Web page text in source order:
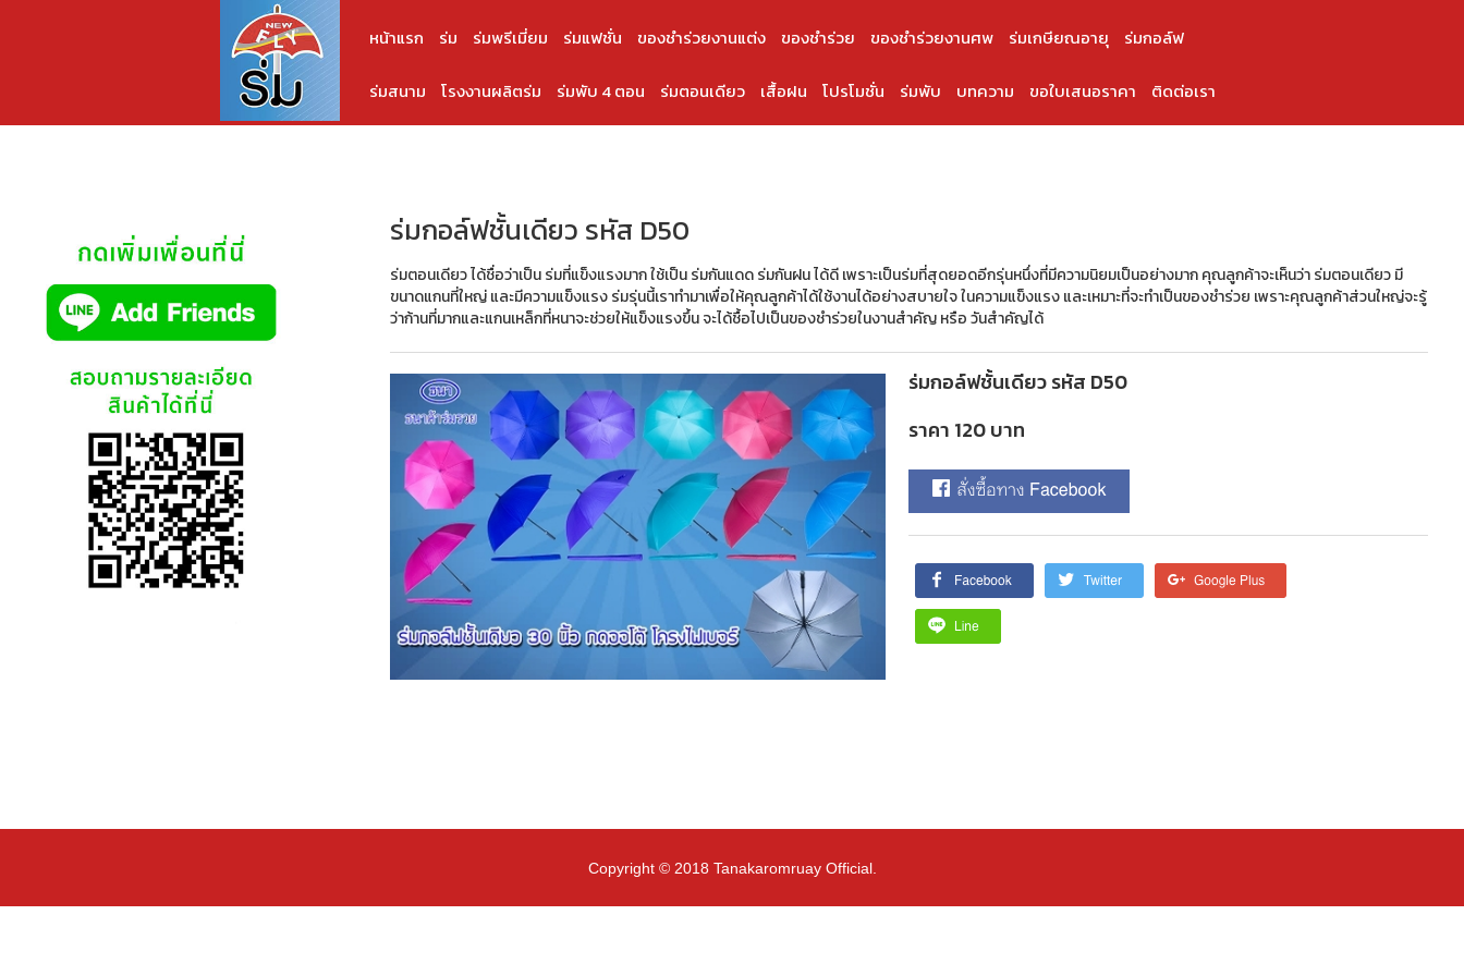
หน้าแรก ร่ม ร่มพรีเมี่ยม ร่มแฟชั่น ของชำร่วยงานแต่ง ของชำร่วย ของชำร่วยงานศพ ร่มเกษียณอายุ ร่มกอล์ฟ
ร่มสนาม โรงงานผลิตร่ม ร่มพับ 4 ตอน ร่มตอนเดียว เสื้อฝน โปรโมชั่น ร่มพับ บทความ ขอใบเสนอราคา ติดต่อเรา
ร่มกอล์ฟชั้นเดียว รหัส D50
ร่มตอนเดียว ได้ชื่อว่าเป็น ร่มที่แข็งแรงมาก ใช้เป็น ร่มกันแดด ร่มกันฝน ได้ดี เพราะเป็นร่มที่สุดยอดอีกรุ่นหนึ่งที่มีความนิยมเป็นอย่างมาก คุณลูกค้าจะเห็นว่า ร่มตอนเดียว มี
ขนาดแกนที่ใหญ่ และมีความแข็งแรง ร่มรุ่นนี้เราทำมาเพื่อให้คุณลูกค้าได้ใช้งานได้อย่างสบายใจ ในความแข็งแรง และเหมาะที่จะทำเป็นของชำร่วย เพราะคุณลูกค้าส่วนใหญ่จะรู้
ว่าก้านที่มากและแกนเหล็กที่หนาจะช่วยให้แข็งแรงขึ้น จะได้ชื้อไปเป็นของชำร่วยในงานสำคัญ หรือ วันสำคัญได้
ร่มกอล์ฟชั้นเดียว รหัส D50
ราคา 120 บาท
Copyright © 2018 Tanakaromruay Official.